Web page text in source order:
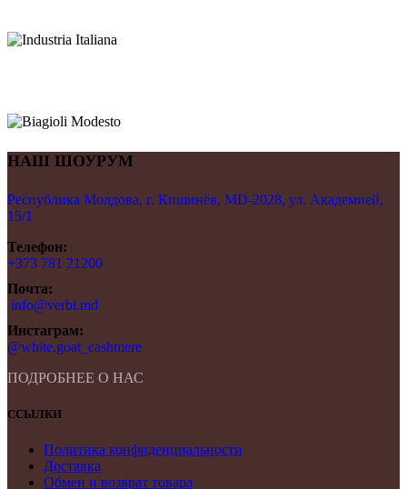
НАШ ШОУРУМ
Республика Молдова, г. Кишинёв, MD-2028, ул. Академией,
15/1
Телефон:
+373 781 21200
Почта:
info@verbi.md
Инстаграм:
@white.goat_cashmere
ПОДРОБНЕЕ О НАС
ССЫЛКИ
Политика конфиденциальности
Доставка
Обмен и возврат товара